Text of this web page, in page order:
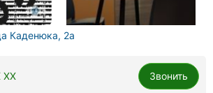
Каденюка, 2а
XX Звонить